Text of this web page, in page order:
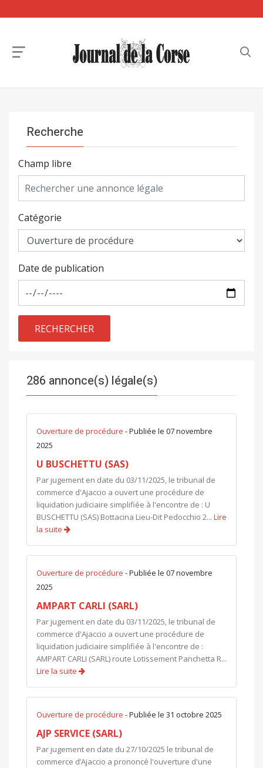
286 annonce(s) légale(s)
Ouverture de procédure - Publiée le 07 novembre
2025
U BUSCHETTU (SAS)
Par jugement en date du 03/11/2025, le tribunal de
commerce d'Ajaccio a ouvert une procédure de
liquidation judiciaire simplifiée à l'encontre de : U
BUSCHETTU (SAS) Bottacina Lieu-Dit Pedocchio 2... Lire
la suite
Ouverture de procédure - Publiée le 07 novembre
2025
AMPART CARLI (SARL)
Par jugement en date du 03/11/2025, le tribunal de
commerce d'Ajaccio a ouvert une procédure de
liquidation judiciaire simplifiée à l'encontre de :
AMPART CARLI (SARL) route Lotissement Panchetta R...
Lire la suite
Ouverture de procédure - Publiée le 31 octobre 2025
AJP SERVICE (SARL)
Par jugement en date du 27/10/2025 le tribunal de
commerce d’Ajaccio a prononcé l'ouverture d'une
Recherche
Champ libre
Catégorie
Date de publication
RECHERCHER